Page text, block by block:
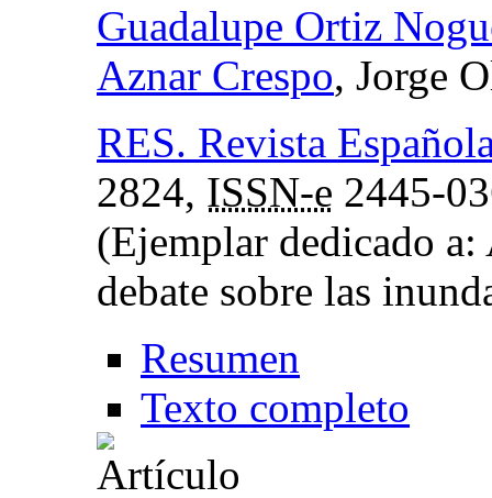
Guadalupe Ortiz
Aznar Crespo, Jorge
RES. Revista
2824, ISSN-e 2445-
(Ejemplar dedicado
debate sobre las
Resumen
Texto completo